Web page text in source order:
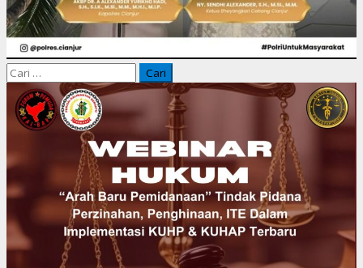
Cari
untuk: